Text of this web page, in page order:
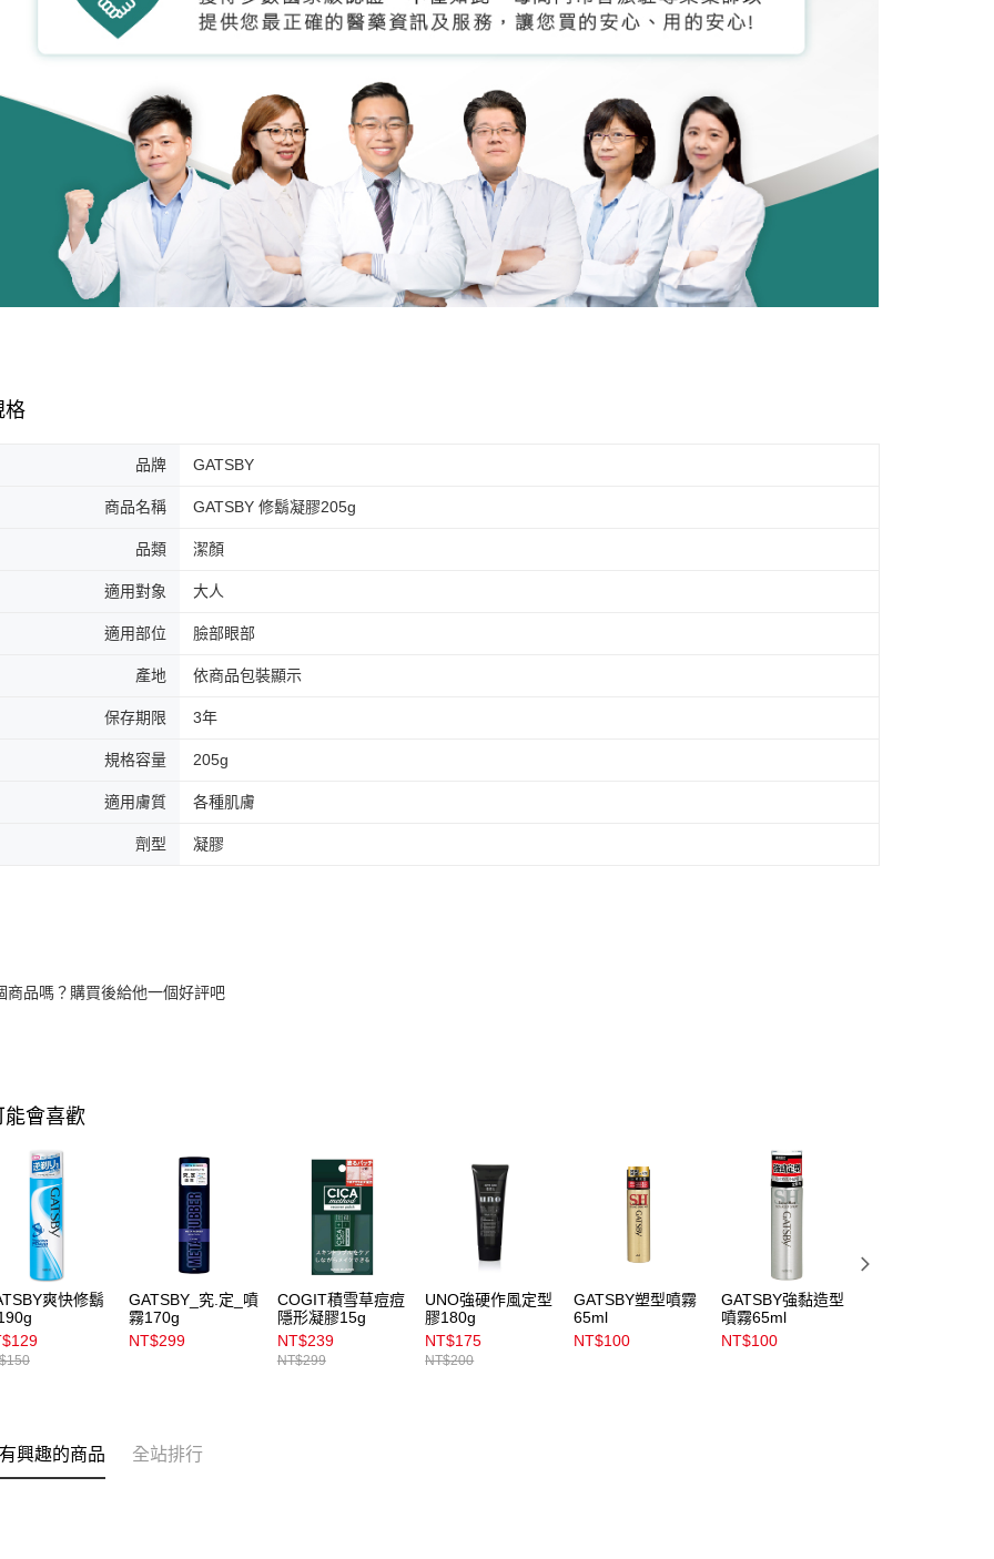
格
品牌 GATSBY
商品名稱 GATSBY 修鬍凝膠205g
品類 潔顏
適用對象 大人
適用部位 臉部眼部
產地 依商品包裝顯示
保存期限 3年
規格容量 205g
適用膚質 各種肌膚
劑型 凝膠
商品嗎？購買後給他一個好評吧
能會喜歡
爽快修鬍
GATSBY_究.定_噴
霧170g
NT$299
COGIT積雪草痘痘
隱形凝膠15g
NT$239
NT$299
UNO強硬作風定型
膠180g
NT$175
NT$200
GATSBY塑型噴霧
65ml
NT$100
GATSBY強黏造型
噴霧65ml
NT$100
興趣的商品 全站排行